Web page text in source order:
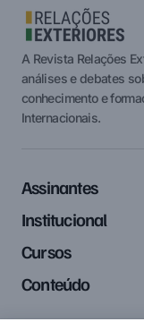
A Revista Relações
análises e debates
conhecimento e
Internacionais.
Assinantes
Institucional
Cursos
Conteúdo